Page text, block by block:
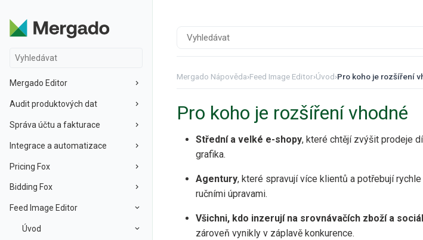
Mergado Editor
Audit produktových dat
Správa účtu a fakturace
Integrace a automatizace
Pricing Fox
Bidding Fox
Feed Image Editor
Úvod
Mergado Nápověda›Feed Image Editor›Úvod›Pro koho je rozšíření
Pro koho je rozšíření vhodné
Střední a velké e-shopy, které chtějí zvýšit prodeje
grafika.
Agentury, které spravují více klientů a potřebují
ručními úpravami.
Všichni, kdo inzerují na srovnávačích zboží a
zároveň vynikly v záplavě konkurence.